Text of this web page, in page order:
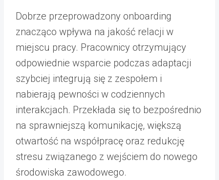
Dobrze przeprowadzony onboarding
znacząco wpływa na jakość relacji w
miejscu pracy. Pracownicy otrzymujący
odpowiednie wsparcie podczas adaptacji
szybciej integrują się z zespołem i
nabierają pewności w codziennych
interakcjach. Przekłada się to bezpośrednio
na sprawniejszą komunikację, większą
otwartość na współpracę oraz redukcję
stresu związanego z wejściem do nowego
środowiska zawodowego.